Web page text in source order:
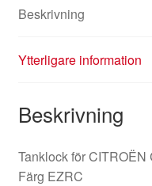
Beskrivning
Ytterligare information
Beskrivning
Tanklock för CITROËN
Färg EZRC